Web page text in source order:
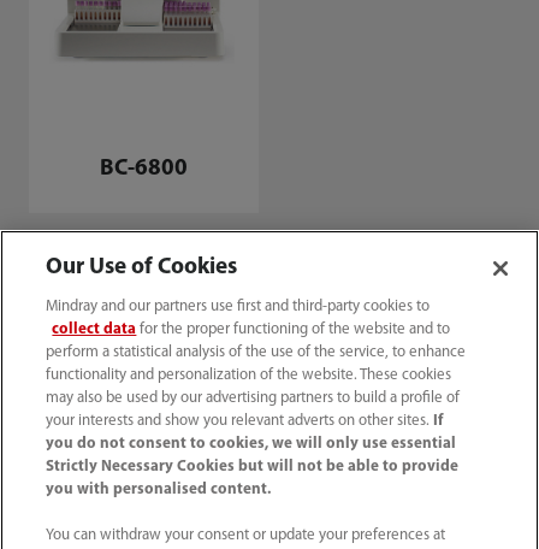
BC-6800
Yüksek kapasite, kesin teşhis
Our Use of Cookies
Mindray and our partners use first and third-party cookies to
collect data for the proper functioning of the website and to
perform a statistical analysis of the use of the service, to enhance
functionality and personalization of the website. These cookies
may also be used by our advertising partners to build a profile of
your interests and show you relevant adverts on other sites.
If
you do not consent to cookies, we will only use essential
Strictly Necessary Cookies but will not be able to provide
you with personalised content.
You can withdraw your consent or update your preferences at